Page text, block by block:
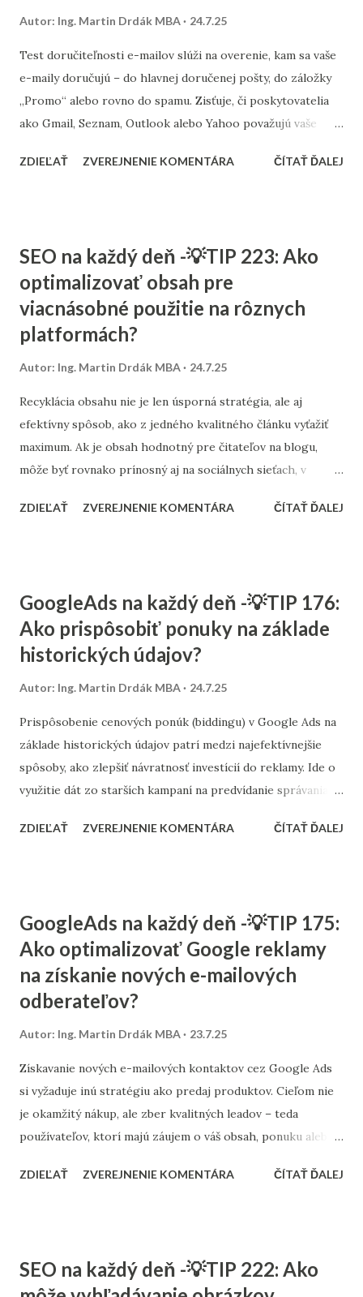
máme v agentúre Consultee výborné skúsenosti –
pomáhame e-shopom aj iným webom zvyšovať tržby cez
premyslené e-mailové stratégie. Radi vám poradíme aj s
nastavením automatizácií v nástrojoch ako Ecomail.cz alebo
iných.
Autor: Ing. Martin Drdák MBA 24.7.25
Test doručiteľnosti e-mailov slúži na overenie, kam sa vaše
e-maily doručujú – do hlavnej doručenej pošty, do záložky
„Promo“ alebo rovno do spamu. Zisťuje, či poskytovatelia
ako Gmail, Seznam, Outlook alebo Yahoo považujú vaše
testovací e-mail na viacero špeciálnych adries a systém
prílohy. Ak sa objavia chyby, viete, na čo sa zamerať a čo
upraviť. Pravidelné testovanie odhalí problémy skôr, než
ovplyvnia výsledky kampaní. Zlé skóre doručiteľnosti môže
byť dôvodom nízkej otvorenosti alebo častejších označení
využívame ako súčasť štandardnej e-mailovej stratégie.
Pomáha nám zabezpečiť, aby klientské e-maily dorazili tam,
kam majú – do hlavnej schránky. A platí to nielen pre e-
shopy, ale pre každú firmu, ktorá nech...
ZDIEĽAŤ ZVEREJNENIE KOMENTÁRA ČÍTAŤ ĎALEJ
SEO na každý deň -💡TIP 223: Ako
optimalizovať obsah pre
viacnásobné použitie na rôznych
platformách?
Autor: Ing. Martin Drdák MBA 24.7.25
Recyklácia obsahu nie je len úsporná stratégia, ale aj
efektívny spôsob, ako z jedného kvalitného článku vyťažiť
maximum. Ak je obsah hodnotný pre čitateľov na blogu,
môže byť rovnako prínosný aj na sociálnych sieťach, v
ho prispôsobiť kontextu jednotlivých platforiem. Začnite
Facebook, karuselu na LinkedIn, krátkeho videa na
Instagram či skriptu pre podcastovú epizódu. Nejde o
kopírovanie, ale o prispôsobenie rovnakého obsahu tak,
Google je konzistentnosť a tematická súvislosť dôležitá.
Správne prelinkovanie medzi platformami (napr. z YouTube
späť na blog alebo z Instagramu na článok) pomáha budovať
dôveryhodnosť a zvyšuje šancu, že sa obsah zobrazí vo
vyhľadávaní aj ako featured snippet – teda ako odp...
ZDIEĽAŤ ZVEREJNENIE KOMENTÁRA ČÍTAŤ ĎALEJ
GoogleAds na každý deň -💡TIP 176:
Ako prispôsobiť ponuky na základe
historických údajov?
Autor: Ing. Martin Drdák MBA 24.7.25
Prispôsobenie cenových ponúk (biddingu) v Google Ads na
základe historických údajov patrí medzi najefektívnejšie
spôsoby, ako zlepšiť návratnosť investícií do reklamy. Ide o
využitie dát zo starších kampaní na predvídanie správania
potenciál priniesť konverziu. Ak má účet dostatok údajov,
pravdepodobnosť konverzie. Predtým však treba
skontrolovať konzistentnosť dát – či nedošlo k výpadkom
merania alebo výrazným zmenám v kampaniach.
ZDIEĽAŤ ZVEREJNENIE KOMENTÁRA ČÍTAŤ ĎALEJ
GoogleAds na každý deň -💡TIP 175:
Ako optimalizovať Google reklamy
na získanie nových e-mailových
odberateľov?
Autor: Ing. Martin Drdák MBA 23.7.25
Získavanie nových e-mailových kontaktov cez Google Ads
si vyžaduje inú stratégiu ako predaj produktov. Cieľom nie
je okamžitý nákup, ale zber kvalitných leadov – teda
používateľov, ktorí majú záujem o váš obsah, ponuku alebo
akciu pre odber newslettera . Táto akcia by mala byť meraná
kampane odporúčame použiť Discovery , Search s lead-
ZDIEĽAŤ ZVEREJNENIE KOMENTÁRA ČÍTAŤ ĎALEJ
SEO na každý deň -💡TIP 222: Ako